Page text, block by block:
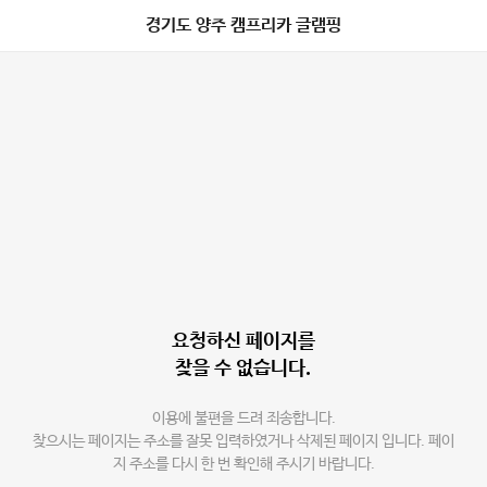
경기도 양주 캠프리카 글램핑
요청하신 페이지를
찾을 수 없습니다.
이용에 불편을 드려 죄송합니다.
찾으시는 페이지는 주소를 잘못 입력하였거나 삭제된 페이지 입니다. 페이
지 주소를 다시 한 번 확인해 주시기 바랍니다.